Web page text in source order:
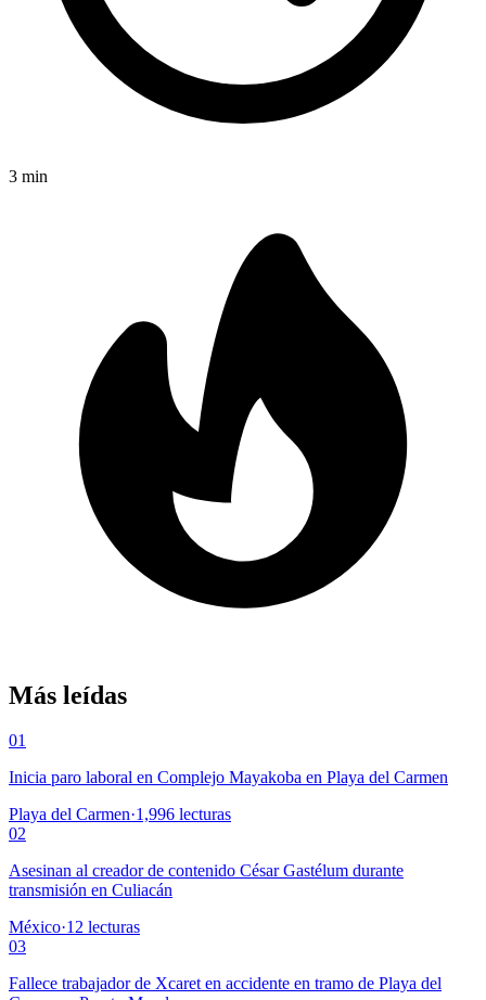
3 min
Más leídas
01
Inicia paro laboral en Complejo Mayakoba en Playa del Carmen
Playa del Carmen·1,996 lecturas
02
Asesinan al creador de contenido César Gastélum durante
transmisión en Culiacán
México·12 lecturas
03
Fallece trabajador de Xcaret en accidente en tramo de Playa del